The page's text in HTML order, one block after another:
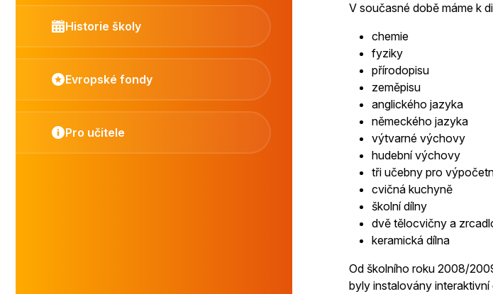
V současné době máme k
chemie
fyziky
přírodopisu
zeměpisu
anglického jazyka
německého jazyka
výtvarné výchovy
hudební výchovy
tři učebny pro
cvičná kuchyně
školní dílny
dvě tělocvičny a
keramická dílna
Od školního roku 2008/
byly instalovány
Historie školy
Evropské fondy
Pro učitele